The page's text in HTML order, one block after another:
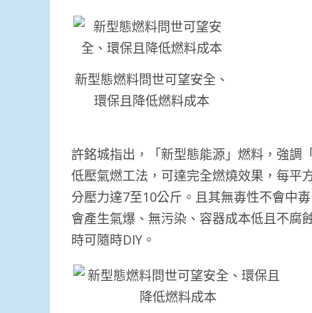
新型態燃料問世可望安全、
環保且降低燃料成本
許銘城指出，「新型態能源」燃料，強調
低壓氣燃工法，可達完全燃燒效果，每平
分壓力達7至10公斤。且其無毐性不會中
會產生氣爆、無污染、容器成本低且不腐
時可隨時DIY。